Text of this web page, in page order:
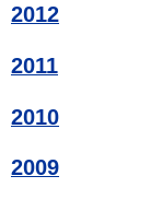
2012
2011
2010
2009